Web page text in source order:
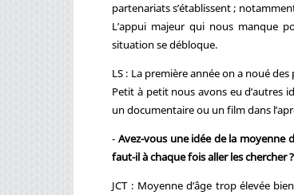
partenariats s’établissent ;
L’appui majeur qui nous manque
situation se débloque.
LS : La première année on a noué
Petit à petit nous avons eu d’autres
un documentaire ou un film dans
- Avez-vous une idée de la moyenne
faut-il à chaque fois aller les chercher ?
JCT : Moyenne d’âge trop élevée